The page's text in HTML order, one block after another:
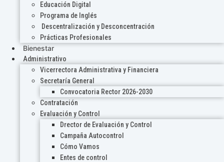
Educación Digital
Programa de Inglés
Descentralización y Desconcentración
Prácticas Profesionales
Bienestar
Administrativo
Vicerrectora Administrativa y Financiera
Secretaría General
Convocatoria Rector 2026-2030
Contratación
Evaluación y Control
Drector de Evaluación y Control
Campaña Autocontrol
Cómo Vamos
Entes de control